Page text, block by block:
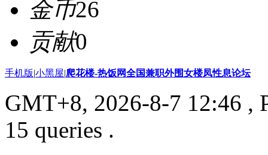
金币26
贡献0
手机版|小黑屋|爬花楼-热饭网全国兼职外围女楼凤性息论坛
GMT+8, 2026-8-7 12:46 ,
15 queries .